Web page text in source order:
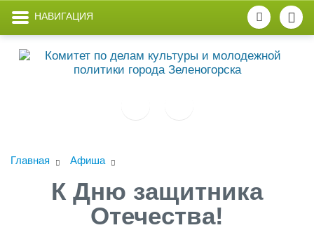
НАВИГАЦИЯ
Главная Афиша
К Дню защитника
Отечества!